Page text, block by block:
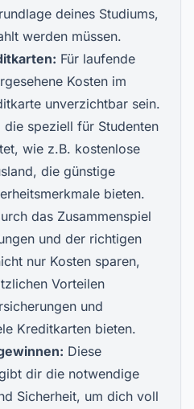
deines Studiums,
werden müssen.
Für laufende
Kosten im
unverzichtbar sein.
speziell für Studenten
wie z.B. kostenlose
die günstige
bieten.
das Zusammenspiel
und der richtigen
nur Kosten sparen,
Vorteilen
und
Kreditkarten bieten.
Diese
dir die notwendige
Sicherheit, um dich voll